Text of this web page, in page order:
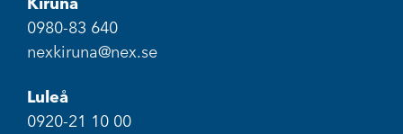
0980-83 640
nexkiruna@nex.se
Luleå
0920-21 10 00